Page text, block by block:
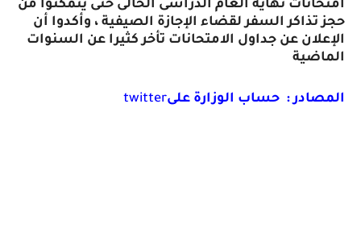
امتحانات نهاية العام الدراسى الحالى حتى يتمكنوا من
حجز تذاكر السفر لقضاء الإجازة الصيفية ، وأكدوا أن
الإعلان عن جداول الامتحانات تأخر كثيرا عن السنوات
الماضية
المصادر : حساب الوزارة علىtwitter